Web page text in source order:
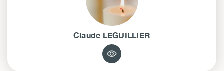
Claude LEGUILLIER